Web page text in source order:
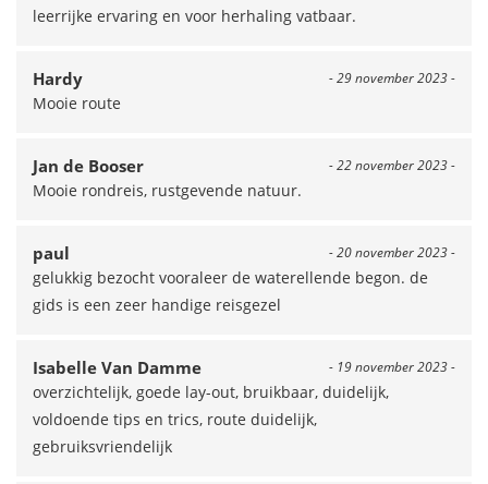
leerrijke ervaring en voor herhaling vatbaar.
- 29 november 2023 -
Hardy
Mooie route
- 22 november 2023 -
Jan de Booser
Mooie rondreis, rustgevende natuur.
- 20 november 2023 -
paul
gelukkig bezocht vooraleer de waterellende begon. de
gids is een zeer handige reisgezel
- 19 november 2023 -
Isabelle Van Damme
overzichtelijk, goede lay-out, bruikbaar, duidelijk,
voldoende tips en trics, route duidelijk,
gebruiksvriendelijk